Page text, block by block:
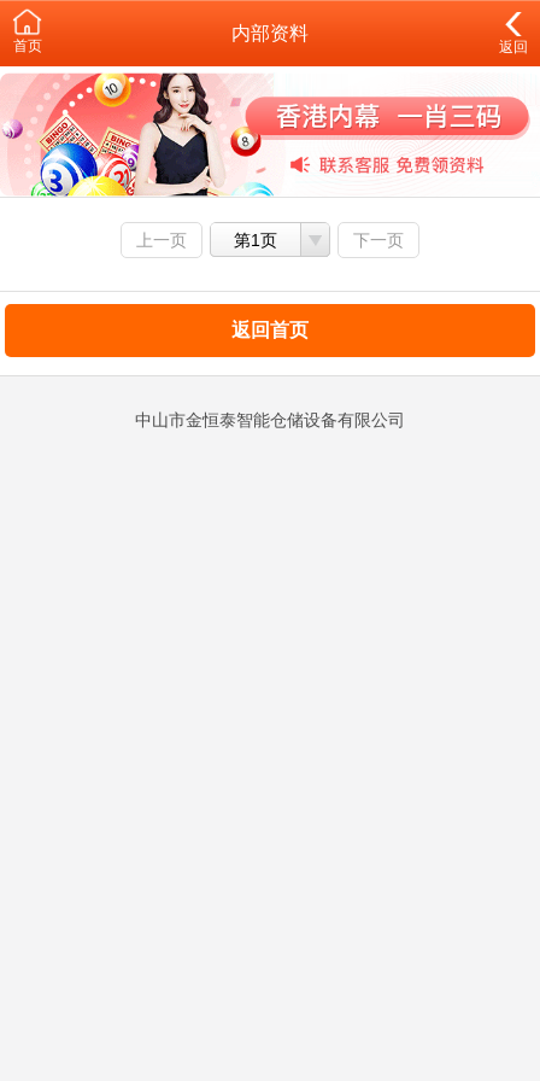
首页
内部资料
返回
上一页 第1页 下一页
返回首页
中山市金恒泰智能仓储设备有限公司